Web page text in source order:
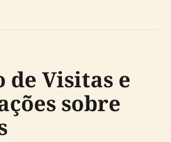
Visitas e
sobre